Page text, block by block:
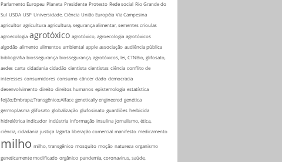
Parlamento Europeu Planeta Presidente Protesto Rede social Rio Grande do
Sul USDA USP Universidade, Ciência União Européia Via Campesina
agricultor agricultura agricultura, segurança alimentar, sementes crioulas
agroecologia agrotóxico agrotóxico, agroecologia agrotóxicos
algodão alimento alimentos ambiental apple associação audiência pública
bibliografia biossegurança biossegurança, agrotóxicos, lei, CTNBio, glifosato,
aedes carta cidadania cidadão cientista cientistas ciência conflito de
interesses consumidores consumo câncer dado democracia
desenvolvimento direito direitos humanos epistemologia estatística
feijão;Embrapa;Transgênico;Alface genetically engineered genética
germoplasma glifosato globalização glufosinato guardiões herbicida
hidrelétrica indicador indústria informação insulina jornalismo, ética,
ciência, cidadania justiça lagarta liberação comercial manifesto medicamento
milho milho, transgênico mosquito moção natureza organismo
geneticamente modificado orgânico pandemia, coronavírus, saúde,